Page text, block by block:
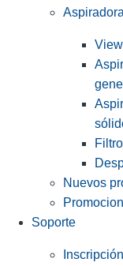
Nuevos
Soporte